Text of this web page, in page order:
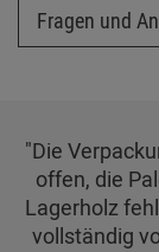
Fragen und
"Die
offen, die
Lagerholz
vollständig